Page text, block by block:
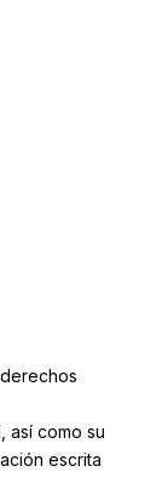
así como su
escrita